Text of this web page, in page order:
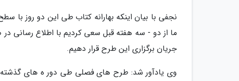
نجفی با بیان اینکه بهارانه کتاب طی این دو روز با
ما از دو - سه هفته قبل سعی کردیم با اطلاع رسانی
جریان برگزاری این طرح قرار دهیم.
وی یادآور شد: طرح های فصلی طی دور ه های گذشته